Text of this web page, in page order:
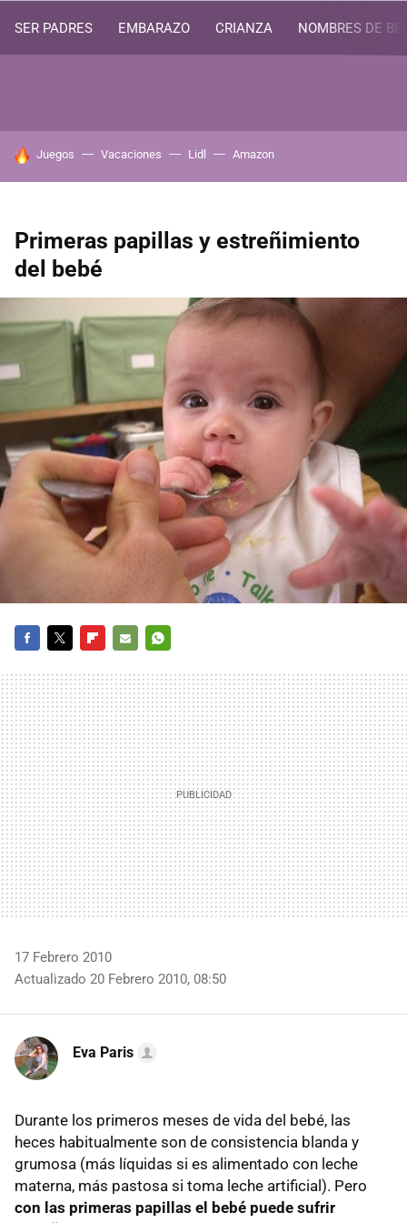
SER PADRES EMBARAZO CRIANZA NOMBRES DE
HOY SE HABLA DE
Juegos Vacaciones Lidl Amazon
Primeras papillas y estreñimiento
del bebé
MAIL
17 Febrero 2010
Actualizado 20 Febrero 2010, 08:50
Eva Paris
Durante los primeros meses de vida del bebé, las
heces habitualmente son de consistencia blanda y
grumosa (más líquidas si es alimentado con leche
materna, más pastosa si toma leche artificial). Pero
con las primeras papillas el bebé puede sufrir